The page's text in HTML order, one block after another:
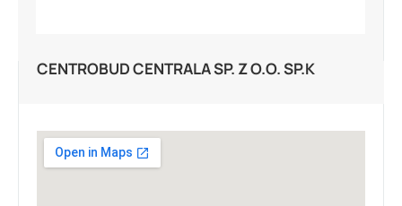
CENTROBUD CENTRALA SP. Z O.O. SP.K